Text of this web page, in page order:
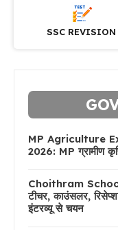
SSC REVISION
MP Agriculture
2026: MP ग्रामीण
Choithram
टीचर, काउंसलर,
इंटरव्यू से चयन